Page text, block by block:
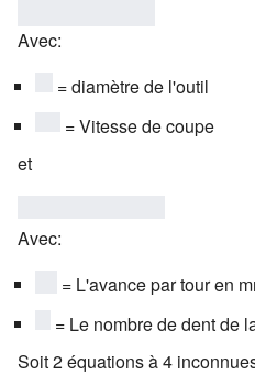
{{1000*Vc}
\over {\pi
Avec:
{\displaystyle
= diamètre de l'outil
{\displaystyle
= Vitesse de coupe
et
Vf=n*fz*Z}
Avec:
{\displaystyle
= L'avance par tour en
{\displaystyle
Z}
= Le nombre de dent de
Soit 2 équations à 4